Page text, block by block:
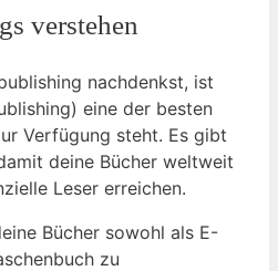
verstehen
nachdenkst, ist
eine der besten
Verfügung steht. Es gibt
deine Bücher weltweit
Leser erreichen.
Bücher sowohl als E-
zu